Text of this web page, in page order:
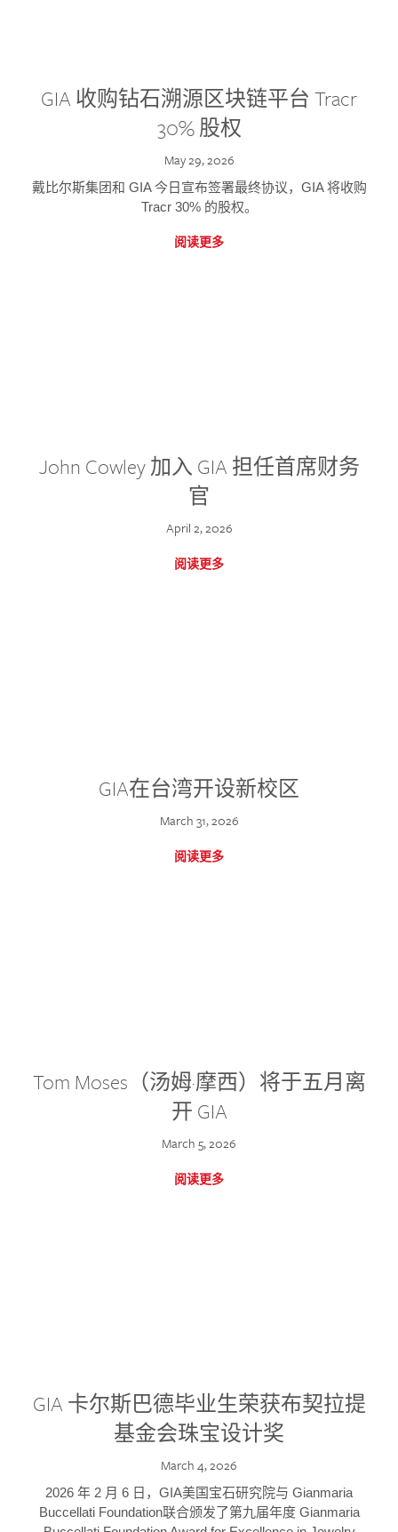
GIA 收购钻石溯源区块链平台 Tracr
30% 股权
May 29, 2026
戴比尔斯集团和 GIA 今日宣布签署最终协议，GIA 将收购
Tracr 30% 的股权。
阅读更多
John Cowley 加入 GIA 担任首席财务
官
April 2, 2026
阅读更多
GIA在台湾开设新校区
March 31, 2026
阅读更多
Tom Moses（汤姆·摩西）将于五月离
开 GIA
March 5, 2026
阅读更多
GIA 卡尔斯巴德毕业生荣获布契拉提
基金会珠宝设计奖
March 4, 2026
2026 年 2 月 6 日，GIA美国宝石研究院与 Gianmaria
Buccellati Foundation联合颁发了第九届年度 Gianmaria